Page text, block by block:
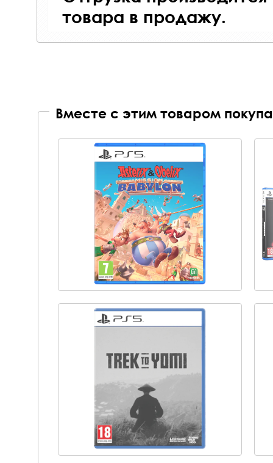
товара в продажу.
Вместе с этим товаром